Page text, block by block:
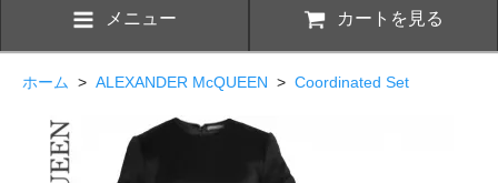
メニュー カートを見る
ホーム > ALEXANDER McQUEEN > Coordinated Set